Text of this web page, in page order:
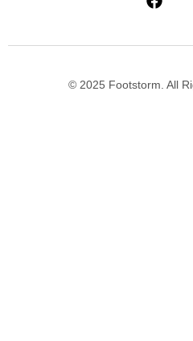
© 2025 Footstorm. All